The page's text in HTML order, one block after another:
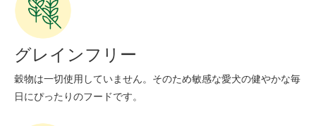
グレインフリー
穀物は一切使用していません。そのため敏感な愛犬の健やかな毎
日にぴったりのフードです。